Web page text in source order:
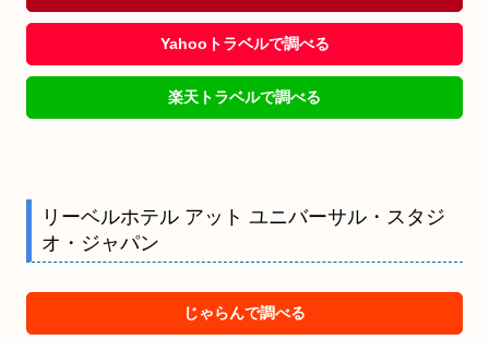
Yahooトラベルで調べる
楽天トラベルで調べる
リーベルホテル アット ユニバーサル・スタジ
オ・ジャパン
じゃらんで調べる